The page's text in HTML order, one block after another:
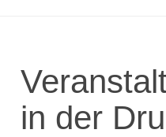
in der